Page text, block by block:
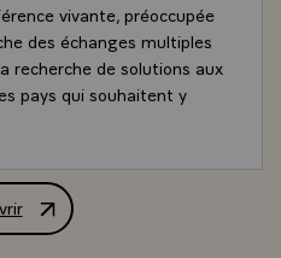
vivante, préoccupée
des échanges multiples
recherche de solutions aux
pays qui souhaitent y
une grave crise
de la dette et de la
de M. François Mitterrand,